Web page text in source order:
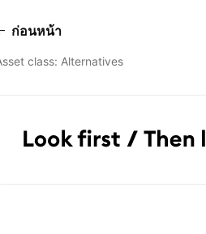
ก่อนหน้า
class: Alternatives